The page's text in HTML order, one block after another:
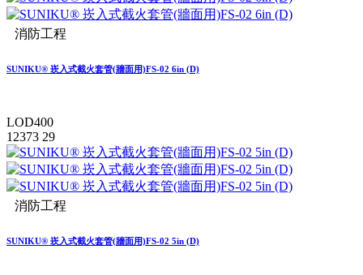
消防工程
SUNIKU® 崁入式截火套管(牆面用)FS-02 6in (D)
LOD400
12373 29
消防工程
SUNIKU® 崁入式截火套管(牆面用)FS-02 5in (D)